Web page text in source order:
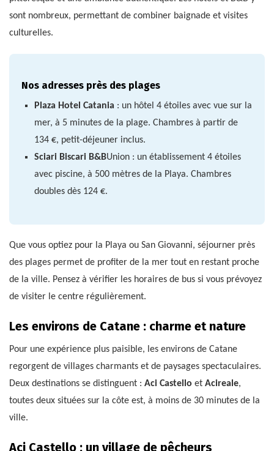
sont nombreux, permettant de combiner baignade et visites
culturelles.
Nos adresses près des plages
Plaza Hotel Catania : un hôtel 4 étoiles avec vue sur la
mer, à 5 minutes de la plage. Chambres à partir de
134 €, petit-déjeuner inclus.
Sciari Biscari B&BUnion : un établissement 4 étoiles
avec piscine, à 500 mètres de la Playa. Chambres
doubles dès 124 €.
Que vous optiez pour la Playa ou San Giovanni, séjourner près
des plages permet de profiter de la mer tout en restant proche
de la ville. Pensez à vérifier les horaires de bus si vous prévoyez
de visiter le centre régulièrement.
Les environs de Catane : charme et nature
Pour une expérience plus paisible, les environs de Catane
regorgent de villages charmants et de paysages spectaculaires.
Deux destinations se distinguent : Aci Castello et Acireale,
toutes deux situées sur la côte est, à moins de 30 minutes de la
ville.
Aci Castello : un village de pêcheurs